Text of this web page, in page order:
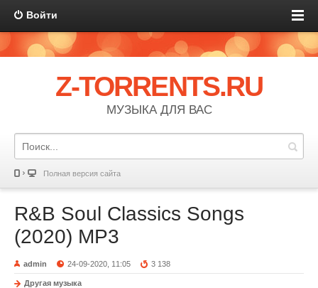
Войти
Z-TORRENTS.RU
МУЗЫКА ДЛЯ ВАС
Полная версия сайта
R&B Soul Classics Songs
(2020) MP3
admin 24-09-2020, 11:05 3 138
Другая музыка